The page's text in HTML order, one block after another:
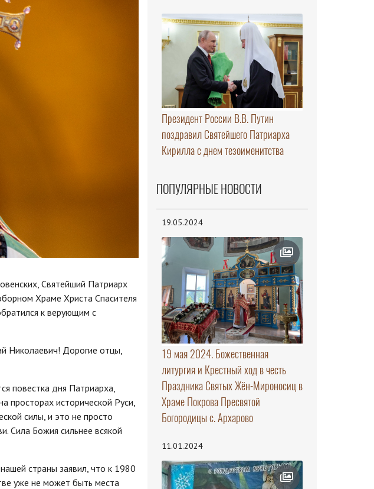
Святейший Патриарх
Храме Христа Спасителя
к верующим с
Николаевич! Дорогие отцы,
повестка дня Патриарха,
просторах исторической Руси,
силы, и это не просто
Сила Божия сильнее всякой
страны заявил, что к 1980
уже не может быть места
Президент России В.В. Путин
поздравил Святейшего Патриарха
Кирилла с днем тезоименитства
ПОПУЛЯРНЫЕ НОВОСТИ
19.05.2024
19 мая 2024. Божественная
литургия и Крестный ход в честь
Праздника Святых Жён-Мироносиц в
Храме Покрова Пресвятой
Богородицы с. Архарово
11.01.2024